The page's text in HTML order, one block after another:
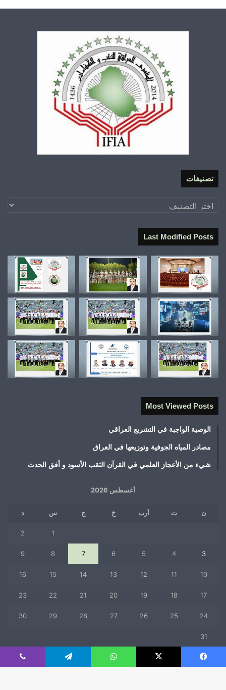
تصنيفات
تصنيفات
Last Modified Posts
Most Viewed Posts
الوصية الواجبة في التشريع العراقي
مصادر المياه الجوفية وتوزيعها في العراق
شيء من الأعجاز العلمي في القرآن الثقب الأسود و أفق الحدث
أغسطس 2026
ن ث أرب خ ج س د
1
2
3
4
5
6
7
8
9
10
11
12
13
14
15
16
17
18
19
20
21
22
23
24
25
26
27
28
29
30
31
« يوليو
فيسبوك ‫X واتساب تيلقرام ڤايبر